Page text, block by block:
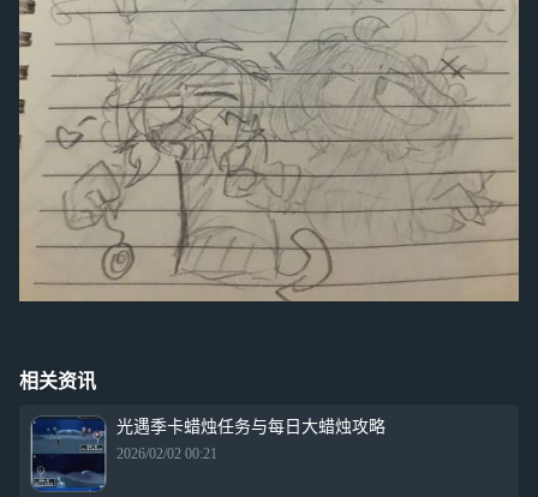
相关资讯
光遇季卡蜡烛任务与每日大蜡烛攻略
2026/02/02 00:21